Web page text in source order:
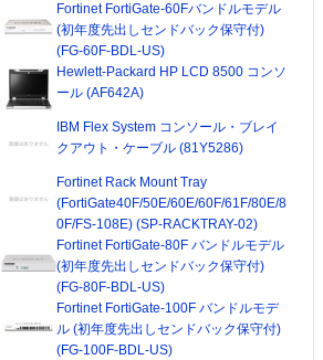
Fortinet FortiGate-60Fバンドルモデル
(初年度先出しセンドバック保守付)
(FG-60F-BDL-US)
Hewlett-Packard HP LCD 8500 コンソ
ール (AF642A)
IBM Flex System コンソール・ブレイ
クアウト・ケーブル (81Y5286)
Fortinet Rack Mount Tray
(FortiGate40F/50E/60E/60F/61F/80E/8
0F/FS-108E) (SP-RACKTRAY-02)
Fortinet FortiGate-80F バンドルモデル
(初年度先出しセンドバック保守付)
(FG-80F-BDL-US)
Fortinet FortiGate-100F バンドルモデ
ル (初年度先出しセンドバック保守付)
(FG-100F-BDL-US)